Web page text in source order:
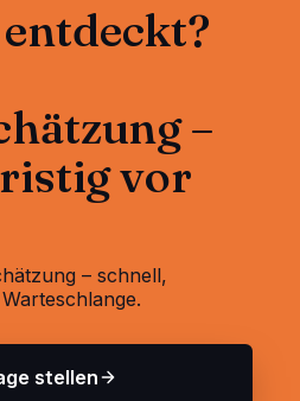
–
vor
– schnell,
stellen